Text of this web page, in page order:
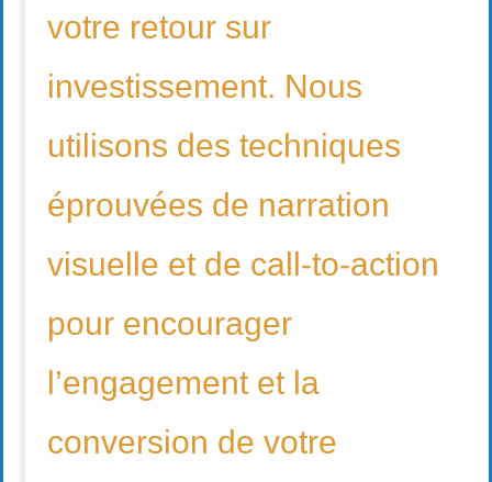
votre retour sur
investissement. Nous
utilisons des techniques
éprouvées de narration
visuelle et de call-to-action
pour encourager
l’engagement et la
conversion de votre